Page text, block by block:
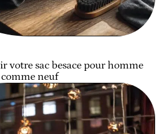
votre sac besace pour homme
neuf